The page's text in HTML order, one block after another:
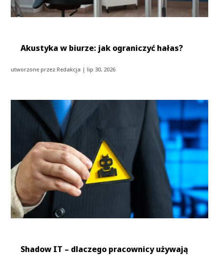
Akustyka w biurze: jak ograniczyć hałas?
utworzone przezRedakcja |lip 30, 2026
Shadow IT – dlaczego pracownicy używają